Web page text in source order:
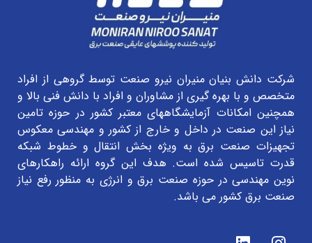
شرکت دانش بنیان منیران نیرو صنعت توسط گروهی از افراد
متخصص و با بهره گیری از مشاوران و افراد با دانش فنی بالا و
همچنین امکانات آزمایشگاههای معتبر کشور در حوزه تامین
نیاز این صنعت در داخل و خارج از کشور و مهندسی معکوس
تجهیزات صنعت برق به ویژه بخش انتقال و خطوط شبکه
قدرت تاسیس شده است. هدف این گروه ارائه راهکارهای
نوین مهندسی در حوزه صنعت برق و انرژی به منظور رفع نیاز
صنعت برق کشور می باشد.